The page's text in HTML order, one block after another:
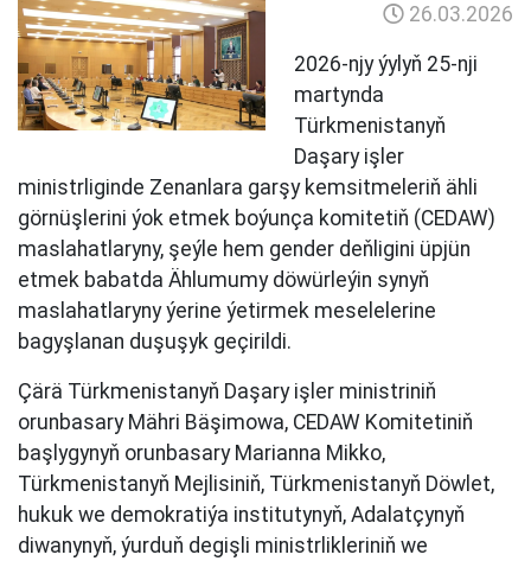
26.03.2026
2026-njy ýylyň 25-nji
martynda
Türkmenistanyň
Daşary işler
ministrliginde Zenanlara garşy kemsitmeleriň ähli
görnüşlerini ýok etmek boýunça komitetiň (CEDAW)
maslahatlaryny, şeýle hem gender deňligini üpjün
etmek babatda Ählumumy döwürleýin synyň
maslahatlaryny ýerine ýetirmek meselelerine
bagyşlanan duşuşyk geçirildi.
Çärä Türkmenistanyň Daşary işler ministriniň
orunbasary Mähri Bäşimowa, CEDAW Komitetiniň
başlygynyň orunbasary Marianna Mikko,
Türkmenistanyň Mejlisiniň, Türkmenistanyň Döwlet,
hukuk we demokratiýa institutynyň, Adalatçynyň
diwanynyň, ýurduň degişli ministrlikleriniň we